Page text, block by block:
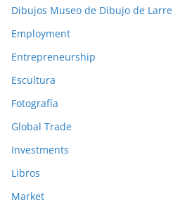
Dibujos Museo de Dibujo de Larre
Employment
Entrepreneurship
Escultura
Fotografía
Global Trade
Investments
Libros
Market